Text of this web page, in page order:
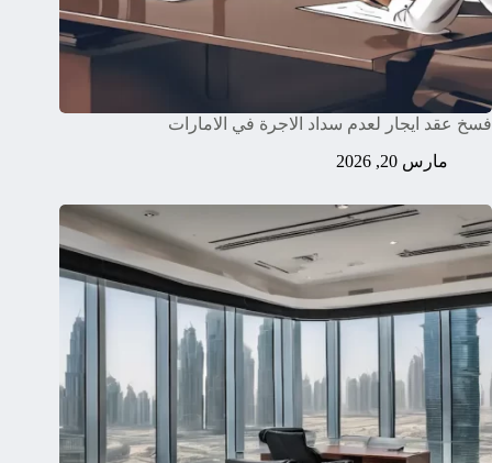
فسخ عقد ايجار لعدم سداد الاجرة في الامارات
مارس 20, 2026